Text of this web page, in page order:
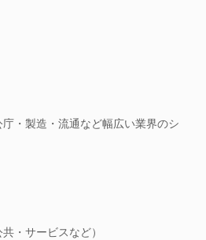
・製造・流通など幅広い業界のシ
・サービスなど）